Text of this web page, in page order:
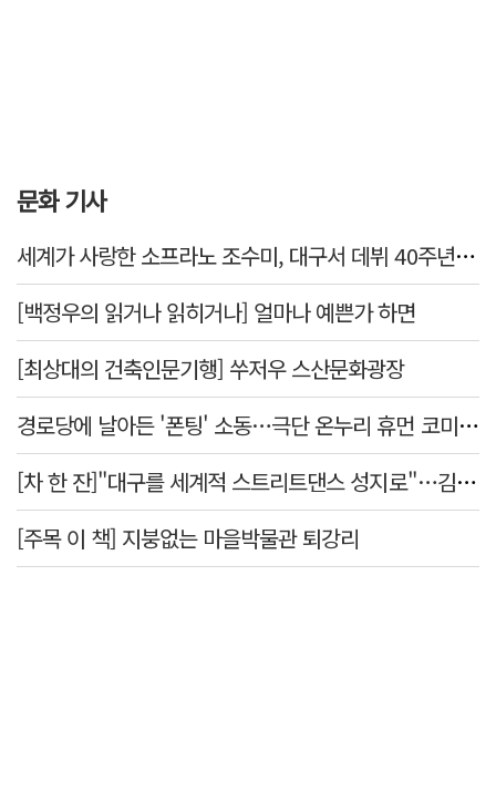
문화 기사
세계가 사랑한 소프라노 조수미, 대구서 데뷔 40주년 기념 무대
[백정우의 읽거나 읽히거나] 얼마나 예쁜가 하면
[최상대의 건축인문기행] 쑤저우 스산문화광장
경로당에 날아든 '폰팅' 소동…극단 온누리 휴먼 코미디 연극, 19일 개막
[차 한 잔]"대구를 세계적 스트리트댄스 성지로"…김민중 대구경북스트릿댄스협회장
[주목 이 책] 지붕없는 마을박물관 퇴강리